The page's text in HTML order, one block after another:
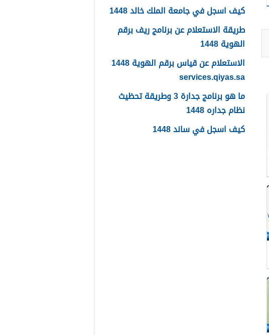
كيف اسجل في جامعة الملك خالد 1448
طريقة الاستعلام عن برنامج ريف برقم
الهوية 1448
الاستعلام عن قياس برقم الهوية 1448
services.qiyas.sa
ما هو برنامج جدارة 3 وطريقة تحظيث
نظام جداره 1448
كيف اسجل في ساند 1448